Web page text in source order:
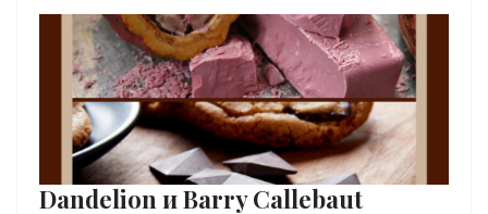
Dandelion и Barry Callebaut